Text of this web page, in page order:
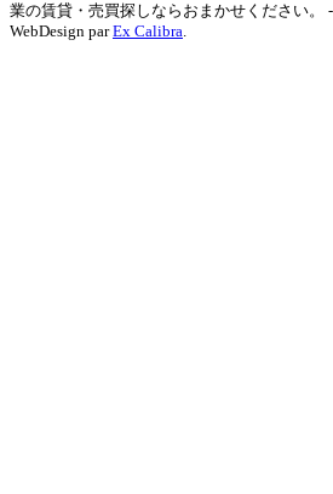
業の賃貸・売買探しならおまかせください。 -
WebDesign parEx Calibra.